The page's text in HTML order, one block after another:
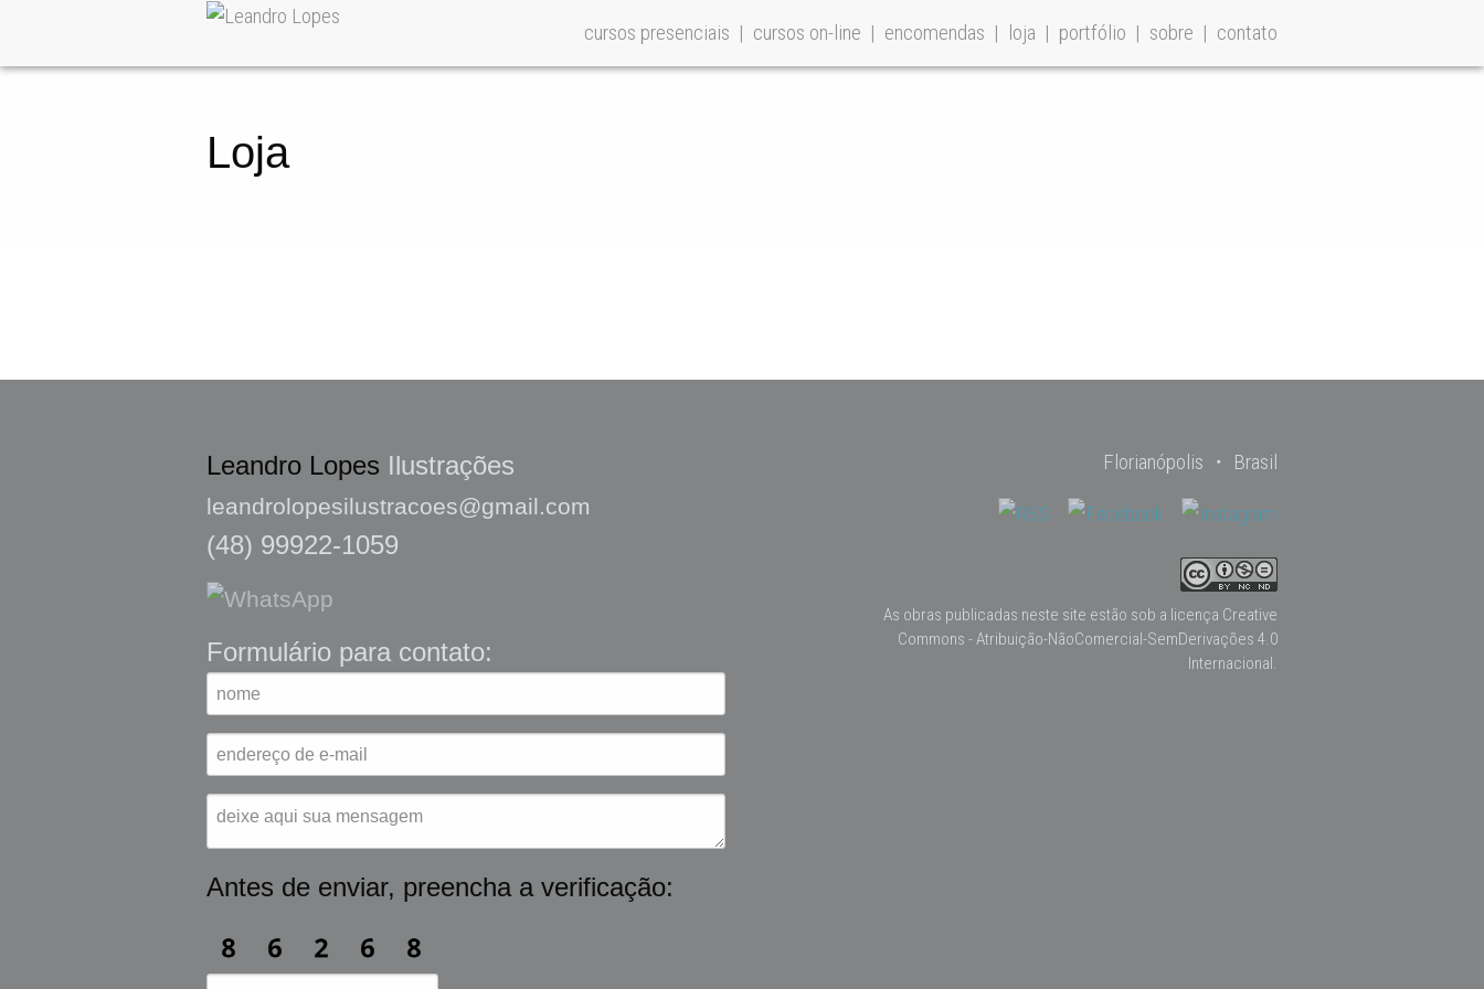
cursos presenciais cursos on-line encomendas loja portfólio sobre contato
Loja
Leandro Lopes Ilustrações
leandrolopesilustracoes@gmail.com
(48) 99922-1059
Formulário para contato:
Antes de enviar, preencha a verificação:
Florianópolis ・ Brasil
As obras publicadas neste site estão sob a licença Creative
Commons - Atribuição-NãoComercial-SemDerivações 4.0
Internacional.